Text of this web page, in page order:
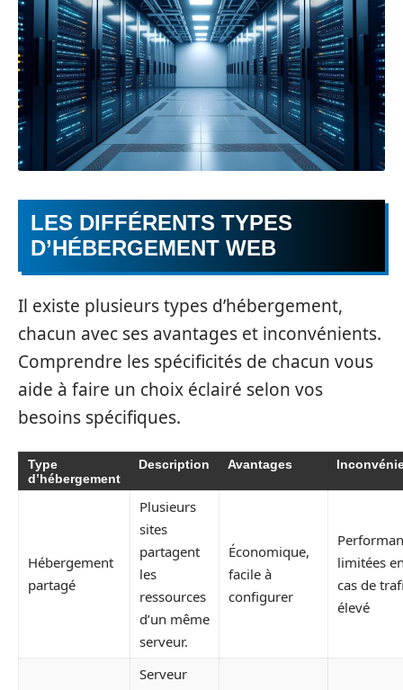
LES DIFFÉRENTS TYPES
D’HÉBERGEMENT WEB
Il existe plusieurs types d’hébergement,
chacun avec ses avantages et inconvénients.
Comprendre les spécificités de chacun vous
aide à faire un choix éclairé selon vos
besoins spécifiques.
Type
d’hébergement
Description Avantages
Hébergement
partagé
Plusieurs
sites
partagent
les
ressources
d’un même
serveur.
Économique,
facile à
configurer
limitées
cas de
élevé
Serveur